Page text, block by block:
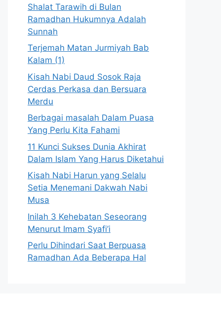
Shalat Tarawih di Bulan
Ramadhan Hukumnya Adalah
Sunnah
Terjemah Matan Jurmiyah Bab
Kalam (1)
Kisah Nabi Daud Sosok Raja
Cerdas Perkasa dan Bersuara
Merdu
Berbagai masalah Dalam Puasa
Yang Perlu Kita Fahami
11 Kunci Sukses Dunia Akhirat
Dalam Islam Yang Harus Diketahui
Kisah Nabi Harun yang Selalu
Setia Menemani Dakwah Nabi
Musa
Inilah 3 Kehebatan Seseorang
Menurut Imam Syafi’i
Perlu Dihindari Saat Berpuasa
Ramadhan Ada Beberapa Hal